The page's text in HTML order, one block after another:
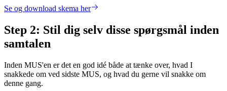
Se og download skema her
Step 2: Stil dig selv disse spørgsmål inden
samtalen
Inden MUS'en er det en god idé både at tænke over, hvad I
snakkede om ved sidste MUS, og hvad du gerne vil snakke om
denne gang.